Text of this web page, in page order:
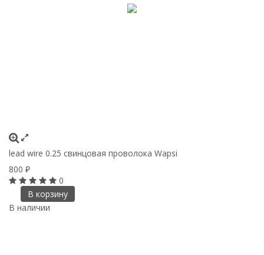
lead wire 0.25 cвинцовая проволока Wapsi
800 ₽
0
В корзину
В наличии